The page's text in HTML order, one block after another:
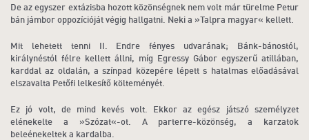
De az egyszer extázisba hozott közönségnek nem volt már türelme Petur
bán jámbor oppozícióját végig hallgatni. Neki a »Talpra magyar« kellett.
Mit lehetett tenni II. Endre fényes udvarának; Bánk-bánostól,
királynéstól félre kellett állni, míg Egressy Gábor egyszerű atillában,
karddal az oldalán, a színpad közepére lépett s hatalmas előadásával
elszavalta Petőfi lelkesítő költeményét.
Ez jó volt, de mind kevés volt. Ekkor az egész játszó személyzet
elénekelte a »Szózat«-ot. A parterre-közönség, a karzatok
beleénekeltek a kardalba.